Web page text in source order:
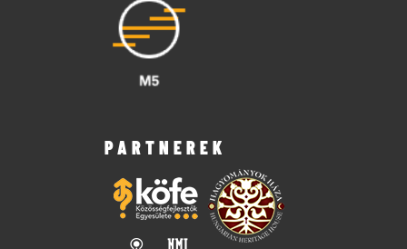
PARTNEREK